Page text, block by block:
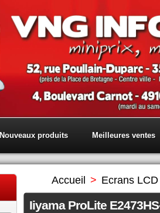
Nouveaux produits Meilleures ventes
Accueil > Ecrans LCD
Iiyama ProLite